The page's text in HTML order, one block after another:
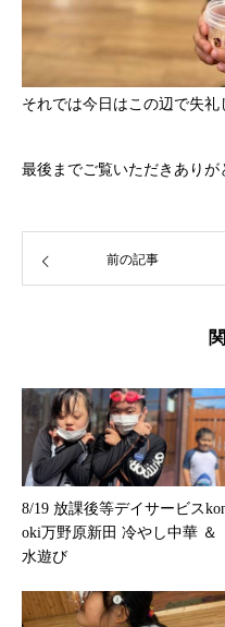
それでは今日はこの辺で失礼
最後までご覧いただきありが
前の記事
8/19 放課後等デイサービス
oki万野原新田 冷やし中華 ＆
水遊び